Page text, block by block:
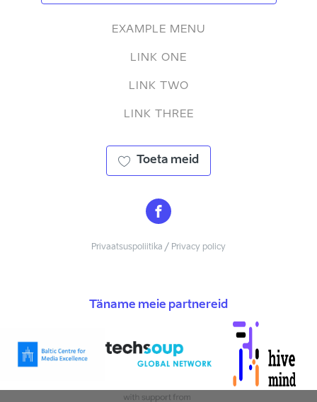
EXAMPLE MENU
LINK ONE
LINK TWO
LINK THREE
Toeta meid
Privaatsuspoliitika / Privacy policy
Täname meie partnereid